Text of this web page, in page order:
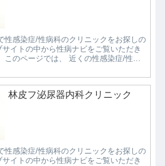
性感染症/性病科のクリニックをお探しの
イトの中から性病ナビをご覧いただき
このページでは、 近くの性感染症/性病
林皮フ泌尿器内科クリニック
性感染症/性病科のクリニックをお探しの
イトの中から性病ナビをご覧いただき